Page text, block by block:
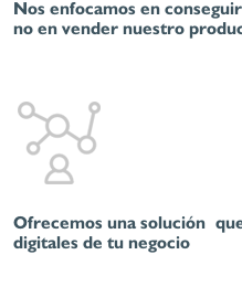
Nos enfocamos en
no en vender nuestro
Ofrecemos una solución
digitales de tu negocio